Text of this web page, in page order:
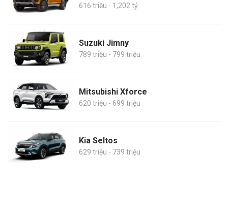
616 triệu - 1,202 tỷ
Suzuki Jimny
789 triệu - 799 triệu
Mitsubishi Xforce
620 triệu - 699 triệu
Kia Seltos
629 triệu - 739 triệu